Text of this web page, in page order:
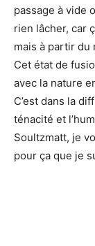
passage à vide
rien lâcher, car
mais à partir du
Cet état de
avec la nature
C’est dans la
ténacité et
Soultzmatt, je
pour ça que je